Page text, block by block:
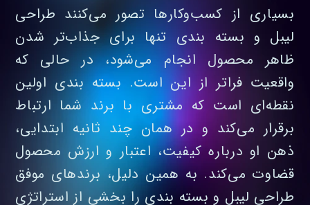
بسیاری از کسب‌وکارها تصور می‌کنند طراحی
لیبل و بسته‌ بندی تنها برای جذاب‌تر شدن
ظاهر محصول انجام می‌شود، در حالی که
واقعیت فراتر از این است. بسته‌ بندی اولین
نقطه‌ای است که مشتری با برند شما ارتباط
برقرار می‌کند و در همان چند ثانیه ابتدایی،
ذهن او درباره کیفیت، اعتبار و ارزش محصول
قضاوت می‌کند. به همین دلیل، برندهای موفق
طراحی لیبل و بسته‌ بندی را بخشی از استراتژی